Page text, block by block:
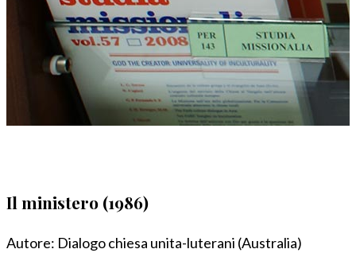
Il ministero (1986)
Autore: Dialogo chiesa unita-luterani (Australia)